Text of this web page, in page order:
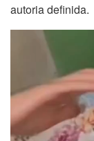
autoria definida.
Tocador